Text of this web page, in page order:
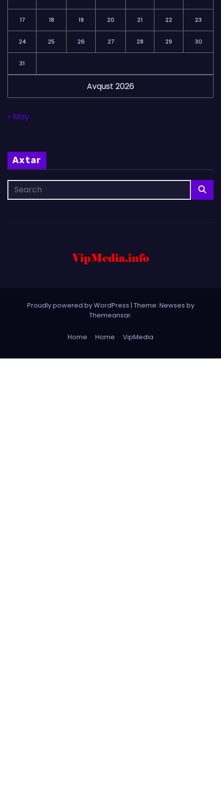
Avqust 2026
17 18 19 20 21 22 23
24 25 26 27 28 29 30
31
« May
Axtar
Proudly powered by WordPress | Theme: Newses by
Themeansar.
Home Home VipMedia